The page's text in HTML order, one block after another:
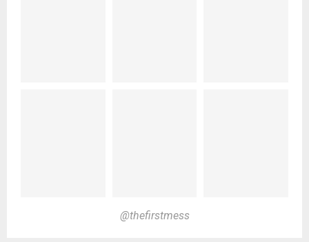
@thefirstmess